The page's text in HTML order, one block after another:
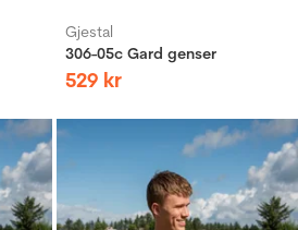
Gjestal
306-05c Gard genser
529 kr